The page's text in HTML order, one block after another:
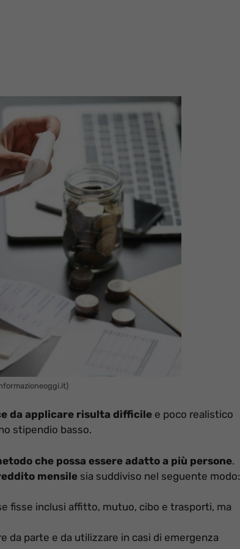
da applicare risulta difficile e poco realistico
stipendio basso.
che possa essere adatto a più persone.
mensile sia suddiviso nel seguente modo:
fisse inclusi affitto, mutuo, cibo e trasporti, ma
da parte e da utilizzare in casi di emergenza